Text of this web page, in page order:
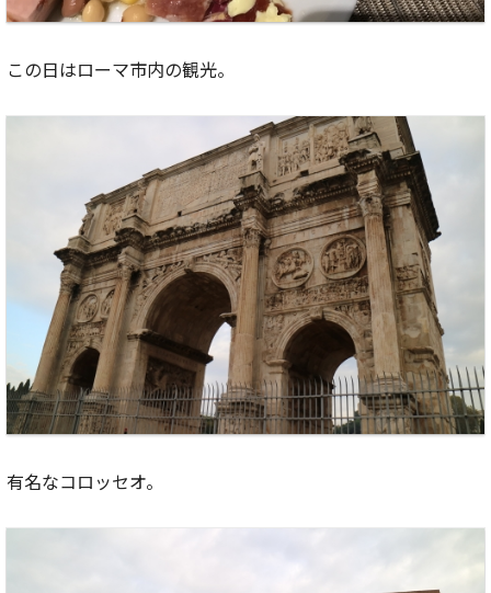
この日はローマ市内の観光。
有名なコロッセオ。